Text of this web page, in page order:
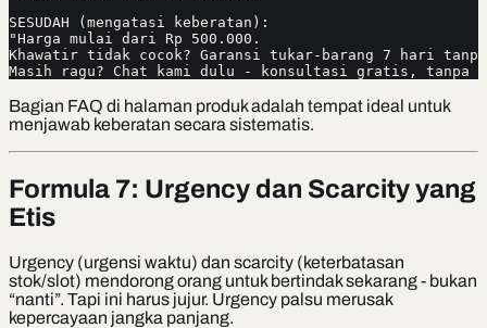
SESUDAH (mengatasi keberatan):
"Harga mulai dari Rp 500.000.
Khawatir tidak cocok? Garansi tukar-barang 7 hari
Masih ragu? Chat kami dulu - konsultasi gratis, tanpa
Bagian FAQ di halaman produk adalah tempat ideal untuk
menjawab keberatan secara sistematis.
Formula 7: Urgency dan Scarcity yang
Etis
Urgency (urgensi waktu) dan scarcity (keterbatasan
stok/slot) mendorong orang untuk bertindak sekarang - bukan
“nanti”. Tapi ini harus jujur. Urgency palsu merusak
kepercayaan jangka panjang.